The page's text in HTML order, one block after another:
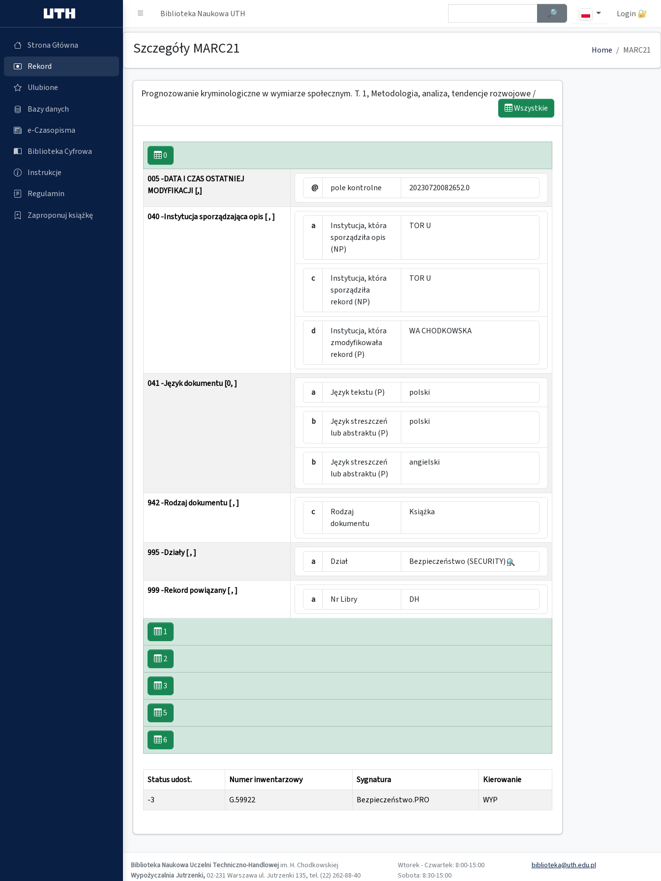
Biblioteka Naukowa UTH Szukaj
🔎︎ Login 🔐
Strona Główna
Rekord
Ulubione
Bazy danych
e-Czasopisma
Biblioteka Cyfrowa
Instrukcje
Regulamin
Zaproponuj książkę
Szczegóły MARC21 Home MARC21
Prognozowanie kryminologiczne w wymiarze społecznym. T. 1, Metodologia, analiza, tendencje rozwojowe /
Wszystkie
0
005 -DATA I CZAS OSTATNIEJ
MODYFIKACJI [,]
@ pole kontrolne 20230720082652.0
040 -Instytucja sporządzająca opis [ , ]
a
Instytucja, która
sporządziła opis
(NP)
TOR U
c
Instytucja, która
sporządziła
rekord (NP)
TOR U
d
Instytucja, która
zmodyfikowała
rekord (P)
WA CHODKOWSKA
041 -Język dokumentu [0, ]
a
Język tekstu (P) polski
b
Język streszczeń
lub abstraktu (P)
polski
b
Język streszczeń
lub abstraktu (P)
angielski
942 -Rodzaj dokumentu [ , ]
c
Rodzaj
dokumentu
Książka
995 -Działy [ , ]
a
Dział Bezpieczeństwo (SECURITY)
999 -Rekord powiązany [ , ]
a
Nr Libry DH
1
2
3
5
6
Status udost. Numer inwentarzowy Sygnatura
Kierowanie
-3
G.59922 Bezpieczeństwo.PRO WYP
Biblioteka Naukowa Uczelni Techniczno-Handlowejim. H. Chodkowskiej
Wypożyczalnia Jutrzenki,02-231 Warszawa ul. Jutrzenki 135, tel. (22) 262-88-40
Wtorek - Czwartek: 8:00-15:00
Sobota: 8:30-15:00
biblioteka@uth.edu.pl